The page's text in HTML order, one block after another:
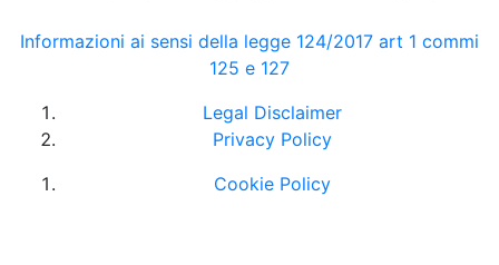
Informazioni ai sensi della legge 124/2017 art 1 commi
125 e 127
Legal Disclaimer
Privacy Policy
Cookie Policy